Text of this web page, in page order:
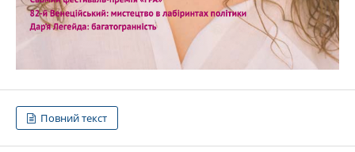
Повний текст